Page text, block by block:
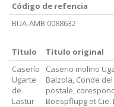
Código de refencia
BUA-AMB 0088632
Título
Título original
Caserío
Ugarte
de
Lastur
Caserio molino
Balzola, Conde
postale,
Boespflupg et Cie.